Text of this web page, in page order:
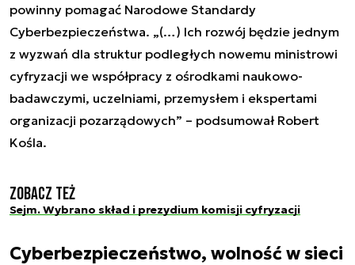
powinny pomagać Narodowe Standardy
Cyberbezpieczeństwa. „(…) Ich rozwój będzie jednym
z wyzwań dla struktur podległych nowemu ministrowi
cyfryzacji we współpracy z ośrodkami naukowo-
badawczymi, uczelniami, przemysłem i ekspertami
organizacji pozarządowych” – podsumował Robert
Kośla.
Zobacz też
Sejm. Wybrano skład i prezydium komisji cyfryzacji
Cyberbezpieczeństwo, wolność w sieci